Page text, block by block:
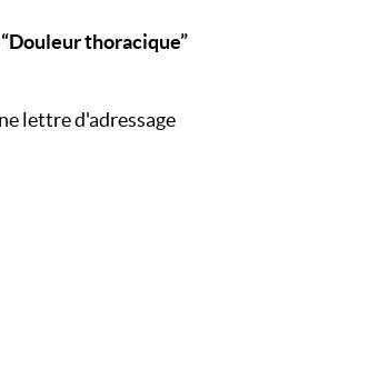
thoracique”
lettre d'adressage